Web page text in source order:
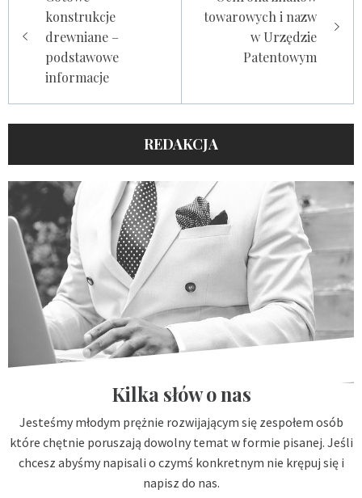
wpisukonstrukcje
drewniane –
podstawowe
informacje
towarowych i nazw
w Urzędzie
Patentowym
REDAKCJA
Kilka słów o nas
Jesteśmy młodym prężnie rozwijającym się zespołem osób
które chętnie poruszają dowolny temat w formie pisanej. Jeśli
chcesz abyśmy napisali o czymś konkretnym nie krępuj się i
napisz do nas.